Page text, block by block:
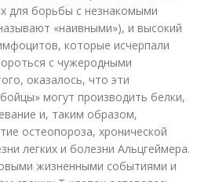
для борьбы с незнакомыми
«наивными»), и высокий
которые исчерпали
с чужеродными
оказалось, что эти
могут производить белки,
и, таким образом,
остеопороза, хронической
легких и болезни Альцгеймера.
жизненными событиями и